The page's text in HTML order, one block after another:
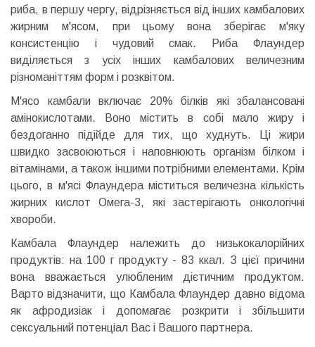
риба, в першу чергу, відрізняється від інших камбалових
жирним м'ясом, при цьому вона зберігає м'яку
консистенцію і чудовий смак. Риба Флаундер
виділяється з усіх інших камбалових величезним
різноманіттям форм і розквітом.
М'ясо камбали включає 20% білків які збалансовані
амінокислотами. Воно містить в собі мало жиру і
бездоганно підійде для тих, що худнуть. Ці жири
швидко засвоюються і наповнюють організм білком і
вітамінами, а також іншими потрібними елементами. Крім
цього, в м'ясі Флаундера міститься величезна кількість
жирних кислот Омега-3, які застерігають онкологічні
хвороби.
Камбала Флаундер належить до низькокалорійних
продуктів: на 100 г продукту - 83 ккал. З цієї причини
вона вважається улюбленим дієтичним продуктом.
Варто відзначити, що Камбала Флаундер давно відома
як афродизіак і допомагає розкрити і збільшити
сексуальний потенціал Вас і Вашого партнера.